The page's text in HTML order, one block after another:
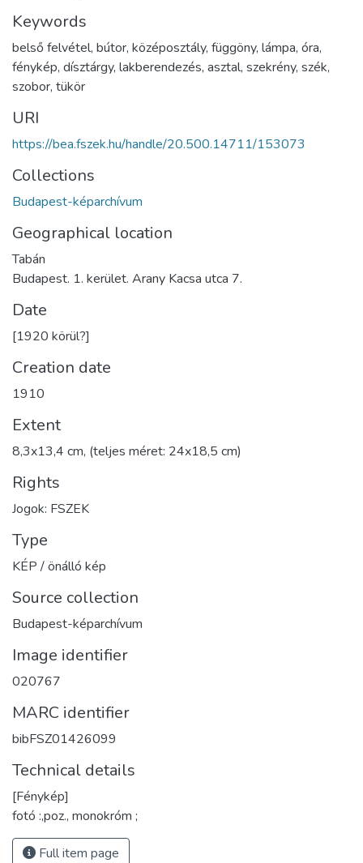
Keywords
belső felvétel, bútor, középosztály, függöny, lámpa, óra,
fénykép, dísztárgy, lakberendezés, asztal, szekrény, szék,
szobor, tükör
URI
https://bea.fszek.hu/handle/20.500.14711/153073
Collections
Budapest-képarchívum
Geographical location
Tabán
Budapest. 1. kerület. Arany Kacsa utca 7.
Date
[1920 körül?]
Creation date
1910
Extent
8,3x13,4 cm, (teljes méret: 24x18,5 cm)
Rights
Jogok: FSZEK
Type
KÉP / önálló kép
Source collection
Budapest-képarchívum
Image identifier
020767
MARC identifier
bibFSZ01426099
Technical details
[Fénykép]
fotó :,poz., monokróm ;
Full item page